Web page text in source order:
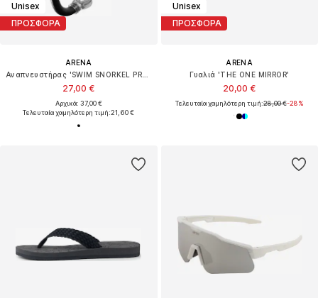
Unisex
ΠΡΟΣΦΟΡΑ
ARENA
27,00 €
Αρχικά: 37,00 €
Τελευταία χαμηλότερη τιμή:21,60 €
Unisex
ΠΡΟΣΦΟΡΑ
ARENA
Γυαλιά 'THE ONE MIRROR'
20,00 €
Τελευταία χαμηλότερη τιμή:28,00 €-28%